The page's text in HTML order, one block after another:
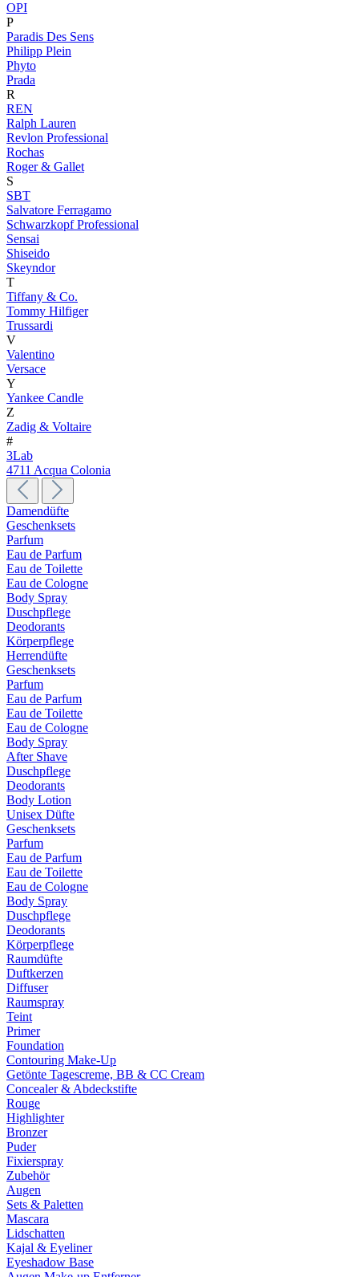
OPI
P
Paradis Des Sens
Philipp Plein
Phyto
Prada
R
REN
Ralph Lauren
Revlon Professional
Rochas
Roger & Gallet
S
SBT
Salvatore Ferragamo
Schwarzkopf Professional
Sensai
Shiseido
Skeyndor
T
Tiffany & Co.
Tommy Hilfiger
Trussardi
V
Valentino
Versace
Y
Yankee Candle
Z
Zadig & Voltaire
#
3Lab
4711 Acqua Colonia
Damendüfte
Geschenksets
Parfum
Eau de Parfum
Eau de Toilette
Eau de Cologne
Body Spray
Duschpflege
Deodorants
Körperpflege
Herrendüfte
Geschenksets
Parfum
Eau de Parfum
Eau de Toilette
Eau de Cologne
Body Spray
After Shave
Duschpflege
Deodorants
Body Lotion
Unisex Düfte
Geschenksets
Parfum
Eau de Parfum
Eau de Toilette
Eau de Cologne
Body Spray
Duschpflege
Deodorants
Körperpflege
Raumdüfte
Duftkerzen
Diffuser
Raumspray
Teint
Primer
Foundation
Contouring Make-Up
Getönte Tagescreme, BB & CC Cream
Concealer & Abdeckstifte
Rouge
Highlighter
Bronzer
Puder
Fixierspray
Zubehör
Augen
Sets & Paletten
Mascara
Lidschatten
Kajal & Eyeliner
Eyeshadow Base